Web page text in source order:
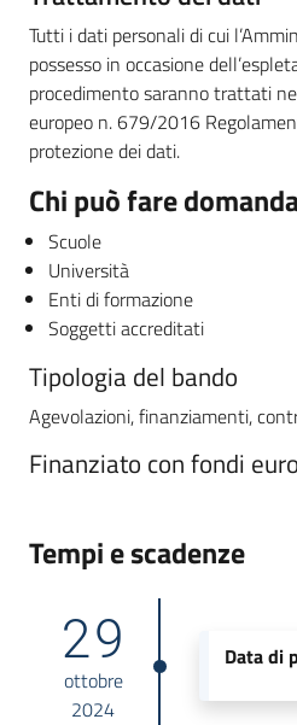
Tutti i dati personali di cui
possesso in occasione
procedimento saranno trattati
europeo n. 679/2016
protezione dei dati.
Chi può fare
Scuole
Università
Enti di formazione
Soggetti accreditati
Tipologia del bando
Agevolazioni, finanziamenti,
Finanziato con fondi
Tempi e scadenze
29
ottobre
2024
Data di